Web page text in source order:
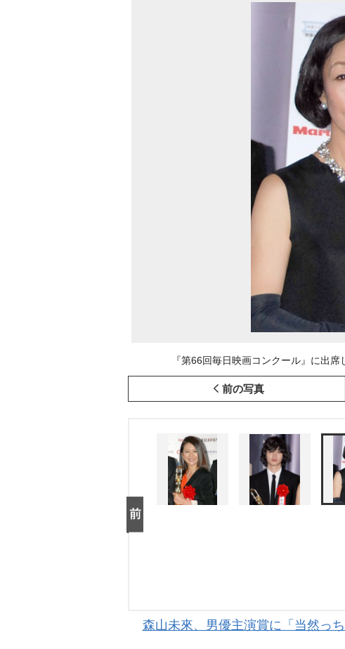
『第66回毎日映画コンクール』に出
前の写真
森山未來、男優主演賞に「当然っ